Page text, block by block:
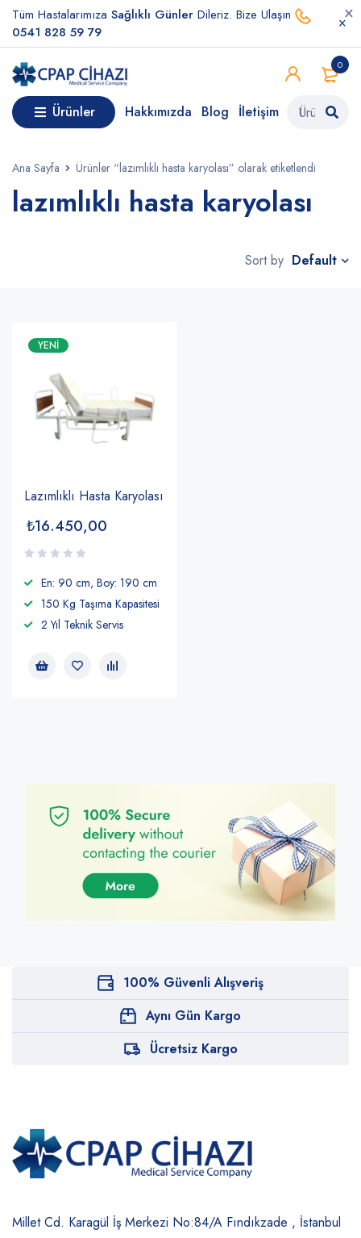
Tüm Hastalarımıza Sağlıklı Günler Dileriz. Bize Ulaşın
0541 828 59 79
0
Ürünler Hakkımızda Blog İletişim
Ana Sayfa Ürünler “lazımlıklı hasta karyolası” olarak etiketlendi
lazımlıklı hasta karyolası
Sort by Default
YENI
Lazımlıklı Hasta Karyolası
₺16.450,00
En: 90 cm, Boy: 190 cm
150 Kg Taşıma Kapasitesi
2 Yıl Teknik Servis
100% Güvenli Alışveriş
Aynı Gün Kargo
Ücretsiz Kargo
Millet Cd. Karagül İş Merkezi No:84/A Fındıkzade , İstanbul